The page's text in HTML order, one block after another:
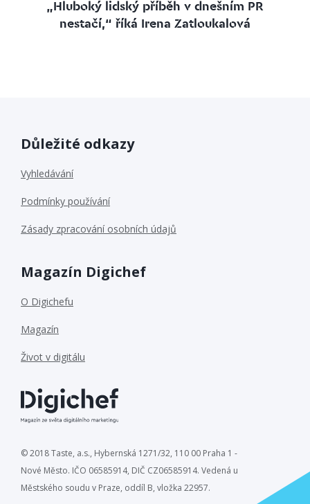
„Hluboký lidský příběh v dnešním PR
nestačí,“ říká Irena Zatloukalová
Důležité odkazy
Vyhledávání
Podmínky používání
Zásady zpracování osobních údajů
Magazín Digichef
O Digichefu
Magazín
Život v digitálu
© 2018 Taste, a.s., Hybernská 1271/32, 110 00 Praha 1 -
Nové Město. IČO 06585914, DIČ CZ06585914. Vedená u
Městského soudu v Praze, oddíl B, vložka 22957.